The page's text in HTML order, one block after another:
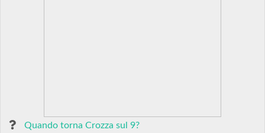
Quando torna Crozza sul 9?